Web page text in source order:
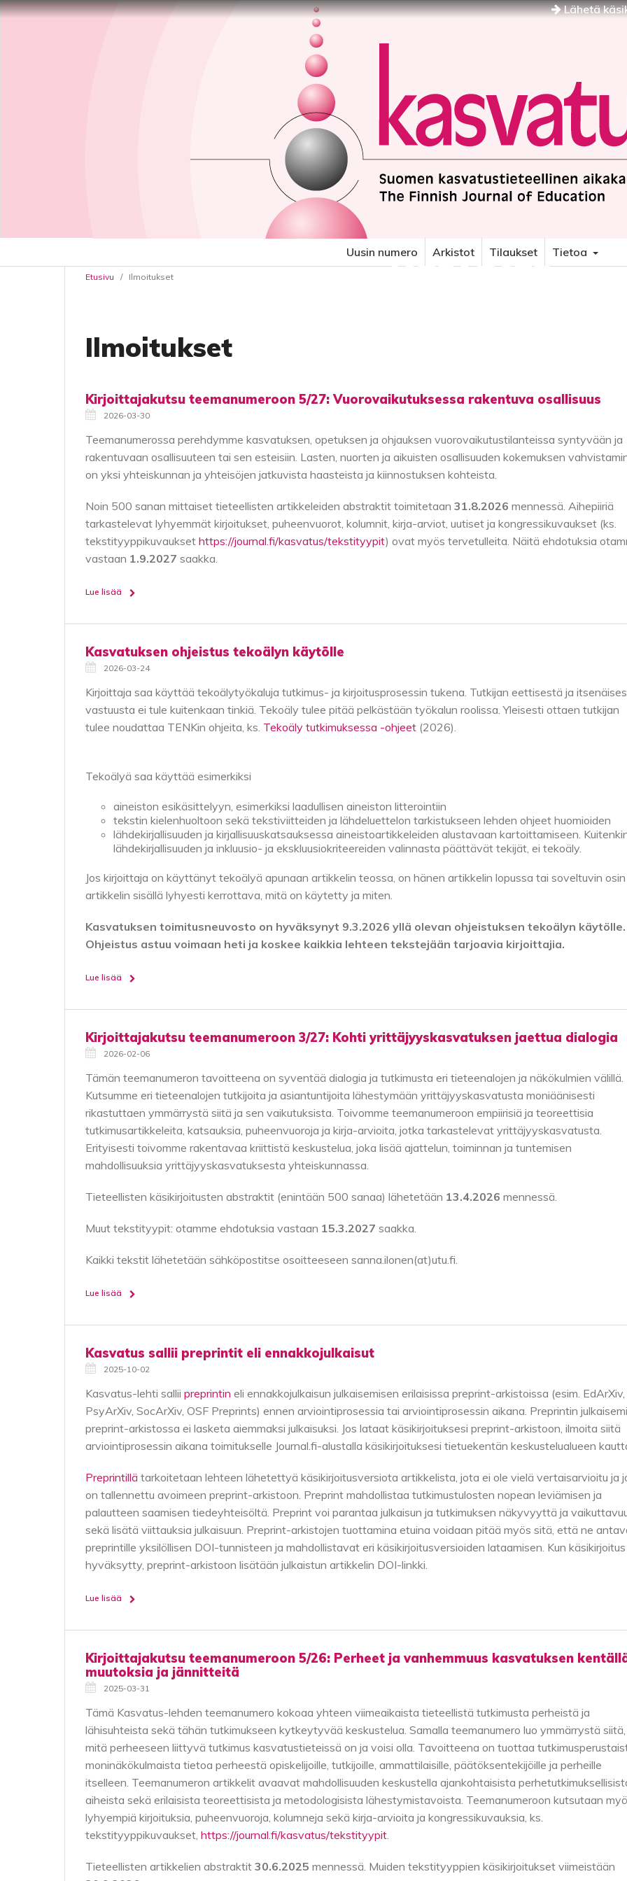
Lähetä
Kasvatus
Uusin numero Arkistot Tilaukset Tietoa
Etusivu / Ilmoitukset
Ilmoitukset
Kirjoittajakutsu teemanumeroon 5/27: Vuorovaikutuksessa rakentuva osallisuus
2026-03-30
Teemanumerossa perehdymme kasvatuksen, opetuksen ja ohjauksen vuorovaikutustilanteissa syntyvään ja
rakentuvaan osallisuuteen tai sen esteisiin. Lasten, nuorten ja aikuisten osallisuuden kokemuksen
on yksi yhteiskunnan ja yhteisöjen jatkuvista haasteista ja kiinnostuksen kohteista.
Noin 500 sanan mittaiset tieteellisten artikkeleiden abstraktit toimitetaan 31.8.2026 mennessä. Aihepiiriä
tarkastelevat lyhyemmät kirjoitukset, puheenvuorot, kolumnit, kirja-arviot, uutiset ja kongressikuvaukset (ks.
tekstityyppikuvaukset https://journal.fi/kasvatus/tekstityypit) ovat myös tervetulleita. Näitä ehdotuksia
vastaan 1.9.2027 saakka.
Lue lisää
Kasvatuksen ohjeistus tekoälyn käytölle
2026-03-24
Kirjoittaja saa käyttää tekoälytyökaluja tutkimus- ja kirjoitusprosessin tukena. Tutkijan eettisestä ja
vastuusta ei tule kuitenkaan tinkiä. Tekoäly tulee pitää pelkästään työkalun roolissa. Yleisesti ottaen tutkijan
tulee noudattaa TENKin ohjeita, ks. Tekoäly tutkimuksessa -ohjeet (2026).
Tekoälyä saa käyttää esimerkiksi
aineiston esikäsittelyyn, esimerkiksi laadullisen aineiston litterointiin
tekstin kielenhuoltoon sekä tekstiviitteiden ja lähdeluettelon tarkistukseen lehden ohjeet huomioiden
lähdekirjallisuuden ja kirjallisuuskatsauksessa aineistoartikkeleiden alustavaan kartoittamiseen.
lähdekirjallisuuden ja inkluusio- ja ekskluusiokriteereiden valinnasta päättävät tekijät, ei tekoäly.
Jos kirjoittaja on käyttänyt tekoälyä apunaan artikkelin teossa, on hänen artikkelin lopussa tai soveltuvin osin
artikkelin sisällä lyhyesti kerrottava, mitä on käytetty ja miten.
Kasvatuksen toimitusneuvosto on hyväksynyt 9.3.2026 yllä olevan ohjeistuksen tekoälyn käytölle.
Ohjeistus astuu voimaan heti ja koskee kaikkia lehteen tekstejään tarjoavia kirjoittajia.
Lue lisää
Kirjoittajakutsu teemanumeroon 3/27: Kohti yrittäjyyskasvatuksen jaettua dialogia
2026-02-06
Tämän teemanumeron tavoitteena on syventää dialogia ja tutkimusta eri tieteenalojen ja näkökulmien välillä.
Kutsumme eri tieteenalojen tutkijoita ja asiantuntijoita lähestymään yrittäjyyskasvatusta moniäänisesti
rikastuttaen ymmärrystä siitä ja sen vaikutuksista. Toivomme teemanumeroon empiirisiä ja teoreettisia
tutkimusartikkeleita, katsauksia, puheenvuoroja ja kirja-arvioita, jotka tarkastelevat yrittäjyyskasvatusta.
Erityisesti toivomme rakentavaa kriittistä keskustelua, joka lisää ajattelun, toiminnan ja tuntemisen
mahdollisuuksia yrittäjyyskasvatuksesta yhteiskunnassa.
Tieteellisten käsikirjoitusten abstraktit (enintään 500 sanaa) lähetetään 13.4.2026 mennessä.
Muut tekstityypit: otamme ehdotuksia vastaan 15.3.2027 saakka.
Kaikki tekstit lähetetään sähköpostitse osoitteeseen sanna.ilonen(at)utu.fi.
Lue lisää
Kasvatus sallii preprintit eli ennakkojulkaisut
2025-10-02
Kasvatus-lehti sallii preprintin eli ennakkojulkaisun julkaisemisen erilaisissa preprint-arkistoissa (esim. EdArXiv,
PsyArXiv, SocArXiv, OSF Preprints) ennen arviointiprosessia tai arviointiprosessin aikana. Preprintin
preprint-arkistossa ei lasketa aiemmaksi julkaisuksi. Jos lataat käsikirjoituksesi preprint-arkistoon, ilmoita siitä
arviointiprosessin aikana toimitukselle Journal.fi-alustalla käsikirjoituksesi tietuekentän keskustelualueen
Preprintillä tarkoitetaan lehteen lähetettyä käsikirjoitusversiota artikkelista, jota ei ole vielä vertaisarvioitu ja
on tallennettu avoimeen preprint-arkistoon. Preprint mahdollistaa tutkimustulosten nopean leviämisen ja
palautteen saamisen tiedeyhteisöltä. Preprint voi parantaa julkaisun ja tutkimuksen näkyvyyttä ja
sekä lisätä viittauksia julkaisuun. Preprint-arkistojen tuottamina etuina voidaan pitää myös sitä, että ne
preprintille yksilöllisen DOI-tunnisteen ja mahdollistavat eri käsikirjoitusversioiden lataamisen. Kun
hyväksytty, preprint-arkistoon lisätään julkaistun artikkelin DOI-linkki.
Lue lisää
Kirjoittajakutsu teemanumeroon 5/26: Perheet ja vanhemmuus kasvatuksen
muutoksia ja jännitteitä
2025-03-31
Tämä Kasvatus-lehden teemanumero kokoaa yhteen viimeaikaista tieteellistä tutkimusta perheistä ja
lähisuhteista sekä tähän tutkimukseen kytkeytyvää keskustelua. Samalla teemanumero luo ymmärrystä siitä,
mitä perheeseen liittyvä tutkimus kasvatustieteissä on ja voisi olla. Tavoitteena on tuottaa
moninäkökulmaista tietoa perheestä opiskelijoille, tutkijoille, ammattilaisille, päätöksentekijöille ja perheille
itselleen. Teemanumeron artikkelit avaavat mahdollisuuden keskustella ajankohtaisista
aiheista sekä erilaisista teoreettisista ja metodologisista lähestymistavoista. Teemanumeroon kutsutaan
lyhyempiä kirjoituksia, puheenvuoroja, kolumneja sekä kirja-arvioita ja kongressikuvauksia, ks.
tekstityyppikuvaukset, https://journal.fi/kasvatus/tekstityypit.
Tieteellisten artikkelien abstraktit 30.6.2025 mennessä. Muiden tekstityyppien käsikirjoitukset viimeistään